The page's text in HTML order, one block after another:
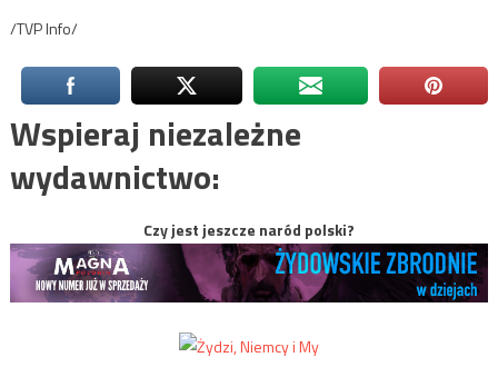
/TVP Info/
Wspieraj niezależne
wydawnictwo:
Czy jest jeszcze naród polski?